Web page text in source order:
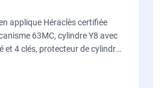
applique Héraclès certifiée
63MC, cylindre Y8 avec
et 4 clés, protecteur de cylindre